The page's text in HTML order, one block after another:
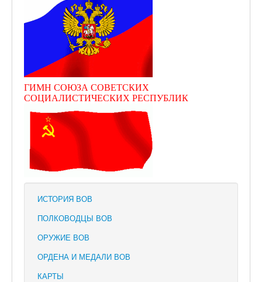
КОНТАКТЫ
ГИМН СОЮЗА СОВЕТСКИХ
СОЦИАЛИСТИЧЕСКИХ РЕСПУБЛИК
ИСТОРИЯ ВОВ
ПОЛКОВОДЦЫ ВОВ
ОРУЖИЕ ВОВ
ОРДЕНА И МЕДАЛИ ВОВ
КАРТЫ